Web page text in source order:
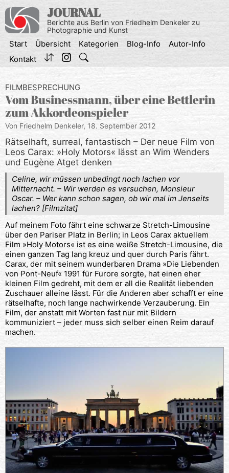
Inhalt
springen
JOURNAL
Berichte aus Berlin von Friedhelm Denkeler zu
Photographie und Kunst
Start Übersicht Kategorien Blog-Info
Autor-Info
Kontakt
FILMBESPRECHUNG
Vom Businessmann, über eine Bettlerin
zum Akkordeonspieler
Von Friedhelm Denkeler, 18. September 2012
Rätselhaft, surreal, fantastisch – Der neue Film von
Leos Carax: »Holy Motors« lässt an Wim Wenders
und Eugène Atget denken
Celine, wir müssen unbedingt noch lachen vor
Mitternacht. – Wir werden es versuchen, Monsieur
Oscar. – Wer kann schon sagen, ob wir mal im Jenseits
lachen? [Filmzitat]
Auf meinem Foto fährt eine schwarze Stretch-Limousine
über den Pariser Platz in Berlin; in Leos Carax aktuellem
Film »Holy Motors« ist es eine weiße Stretch-Limousine, die
einen ganzen Tag lang kreuz und quer durch Paris fährt.
Carax, der mit seinem wunderbaren Drama »Die Liebenden
von Pont-Neuf« 1991 für Furore sorgte, hat einen eher
kleinen Film gedreht, mit dem er all die Realität liebenden
Zuschauer alleine lässt. Für die Anderen aber schafft er eine
rätselhafte, noch lange nachwirkende Verzauberung. Ein
Film, der anstatt mit Worten fast nur mit Bildern
kommuniziert – jeder muss sich selber einen Reim darauf
machen.